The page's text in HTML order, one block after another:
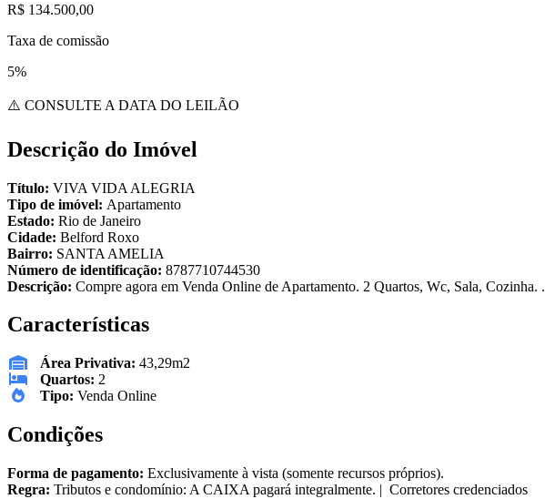
R$ 134.500,00
Taxa de comissão
5%
⚠️ CONSULTE A DATA DO LEILÃO
Descrição do Imóvel
Título: VIVA VIDA ALEGRIA
Tipo de imóvel: Apartamento
Estado: Rio de Janeiro
Cidade: Belford Roxo
Bairro: SANTA AMELIA
Número de identificação: 8787710744530
Descrição: Compre agora em Venda Online de Apartamento. 2 Quartos, Wc, Sala, Cozinha. .
Características
Área Privativa: 43,29m2
Quartos: 2
Tipo: Venda Online
Condições
Forma de pagamento: Exclusivamente à vista (somente recursos próprios).
Regra: Tributos e condomínio: A CAIXA pagará integralmente. | Corretores credenciados